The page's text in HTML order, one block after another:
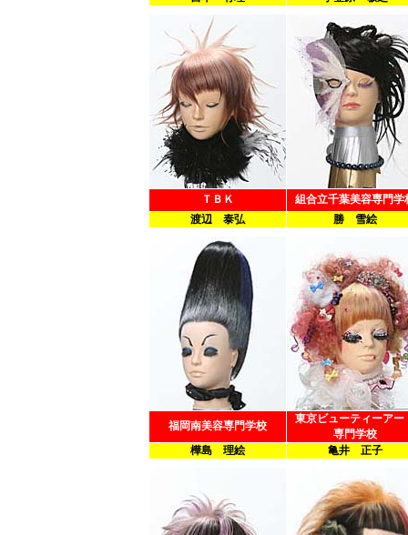
ＴＢＫ
組合立千葉美容専門学
渡辺 泰弘
勝 雪絵
福岡南美容専門学校
東京ビューティーアー
専門学校
樺島 理絵
亀井 正子